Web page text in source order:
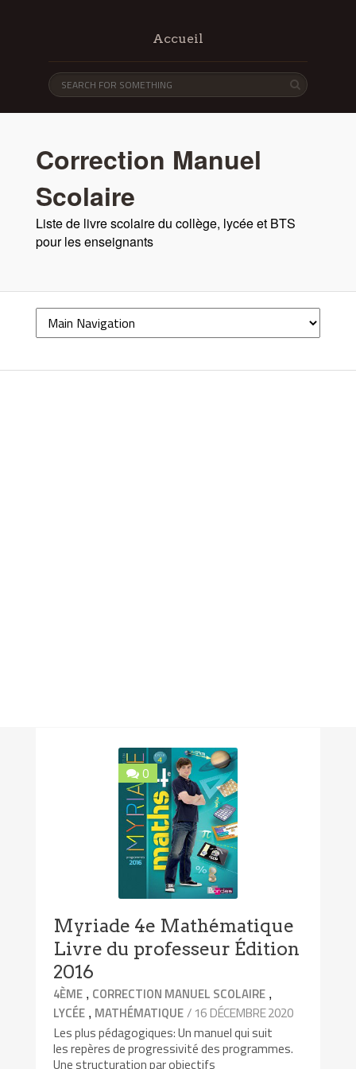
Accueil
Correction Manuel
Scolaire
Liste de livre scolaire du collège, lycée et BTS
pour les enseignants
0
Myriade 4e Mathématique
Livre du professeur Édition
2016
4ÈME , CORRECTION MANUEL SCOLAIRE ,
LYCÉE , MATHÉMATIQUE/ 16 DÉCEMBRE 2020
Les plus pédagogiques: Un manuel qui suit
les repères de progressivité des programmes.
Une structuration par objectifs